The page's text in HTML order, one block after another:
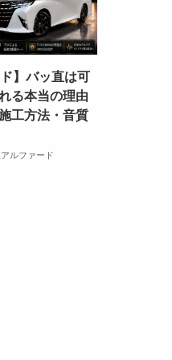
】バッ直は可
る本当の理由
工方法・音質
ルファード